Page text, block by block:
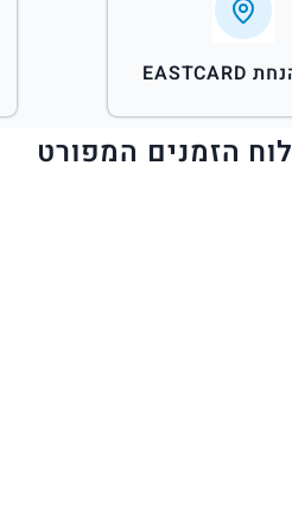
לוח הזמנים המפורט